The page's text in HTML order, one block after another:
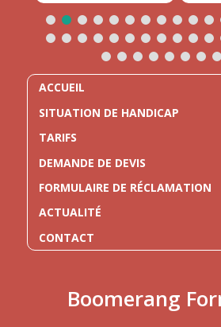
ACCUEIL
SITUATION DE HANDICAP
TARIFS
DEMANDE DE DEVIS
FORMULAIRE DE RÉCLAMATION
ACTUALITÉ
CONTACT
Boomerang